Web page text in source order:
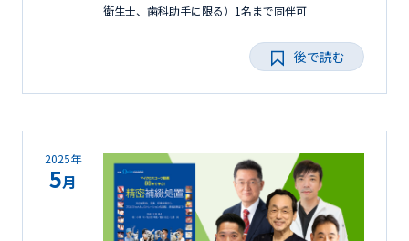
衛生士、歯科助手に限る）1名まで同伴可
後で読む
2025年
5月